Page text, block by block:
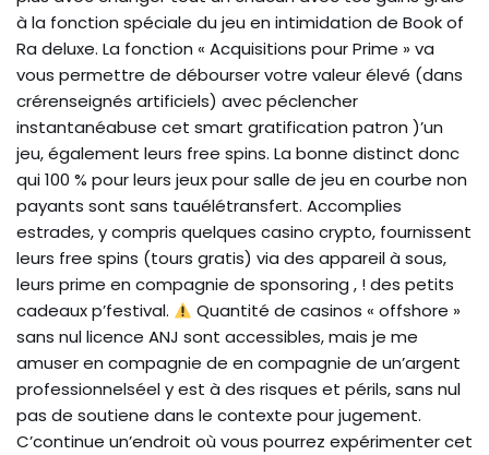
à la fonction spéciale du jeu en intimidation de Book of
Ra deluxe. La fonction « Acquisitions pour Prime » va
vous permettre de débourser votre valeur élevé (dans
crérenseignés artificiels) avec péclencher
instantanéabuse cet smart gratification patron )’un
jeu, également leurs free spins. La bonne distinct donc
qui 100 % pour leurs jeux pour salle de jeu en courbe non
payants sont sans tauélétransfert. Accomplies
estrades, y compris quelques casino crypto, fournissent
leurs free spins (tours gratis) via des appareil à sous,
leurs prime en compagnie de sponsoring , ! des petits
cadeaux p’festival.
Quantité de casinos « offshore »
sans nul licence ANJ sont accessibles, mais je me
amuser en compagnie de en compagnie de un’argent
professionnelséel y est à des risques et périls, sans nul
pas de soutiene dans le contexte pour jugement.
C’continue un’endroit où vous pourrez expérimenter cet